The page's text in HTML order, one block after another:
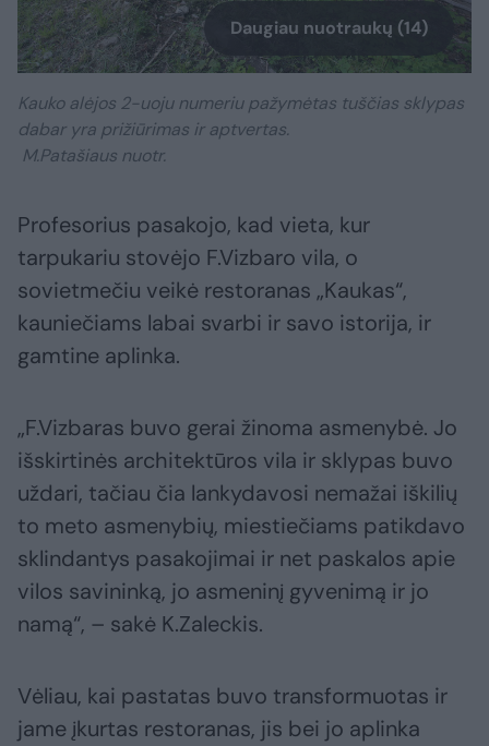
Daugiau nuotraukų (14)
Kauko alėjos 2-uoju numeriu pažymėtas tuščias sklypas
dabar yra prižiūrimas ir aptvertas.
M.Patašiaus nuotr.
Profesorius pasakojo, kad vieta, kur
tarpukariu stovėjo F.Vizbaro vila, o
sovietmečiu veikė restoranas „Kaukas“,
kauniečiams labai svarbi ir savo istorija, ir
gamtine aplinka.
„F.Vizbaras buvo gerai žinoma asmenybė. Jo
išskirtinės architektūros vila ir sklypas buvo
uždari, tačiau čia lankydavosi nemažai iškilių
to meto asmenybių, miestiečiams patikdavo
sklindantys pasakojimai ir net paskalos apie
vilos savininką, jo asmeninį gyvenimą ir jo
namą“, – sakė K.Zaleckis.
Vėliau, kai pastatas buvo transformuotas ir
jame įkurtas restoranas, jis bei jo aplinka